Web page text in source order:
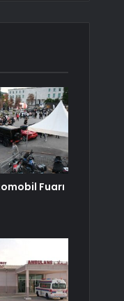
Fuarı